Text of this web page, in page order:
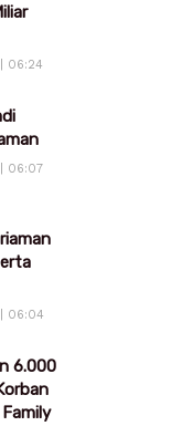
06:24
06:07
06:04
6.000